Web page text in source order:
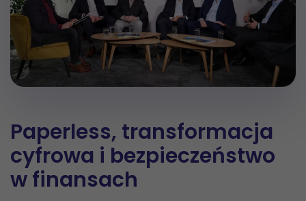
Paperless, transformacja
cyfrowa i bezpieczeństwo
w finansach